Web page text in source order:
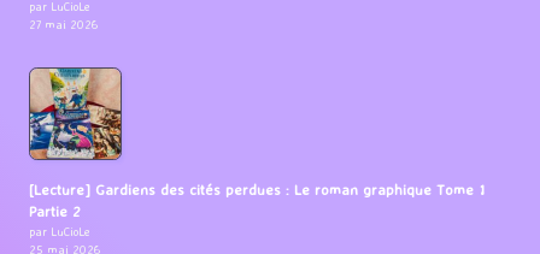
par LuCioLe
27 mai 2026
[Lecture] Gardiens des cités perdues : Le roman graphique Tome 1
Partie 2
par LuCioLe